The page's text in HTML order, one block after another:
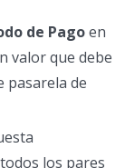
de Pagoen
valor que debe
pasarela de
los pares